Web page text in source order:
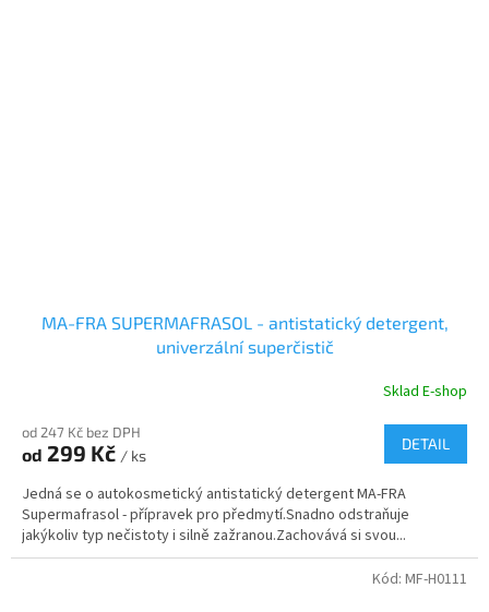
MA-FRA SUPERMAFRASOL - antistatický detergent,
univerzální superčistič
Sklad E-shop
od 247 Kč bez DPH
od 299 Kč / ks
DETAIL
Jedná se o autokosmetický antistatický detergent MA-FRA
Supermafrasol - přípravek pro předmytí.Snadno odstraňuje
jakýkoliv typ nečistoty i silně zažranou.Zachovává si svou...
Kód: MF-H0111